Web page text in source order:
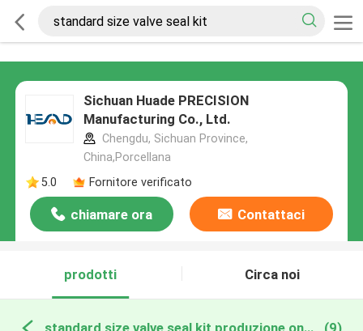
Sichuan Huade PRECISION
Manufacturing Co., Ltd.
Chengdu, Sichuan Province,
China,Porcellana
5.0
Fornitore verificato
chiamare ora Contattaci
prodotti Circa noi
standard size valve seal kit produzione online (9)